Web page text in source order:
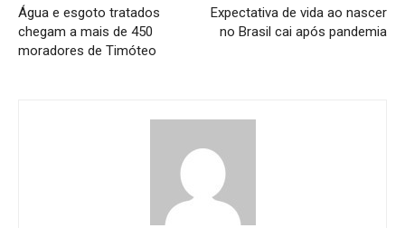
Água e esgoto tratados
chegam a mais de 450
moradores de Timóteo
Expectativa de vida ao nascer
no Brasil cai após pandemia